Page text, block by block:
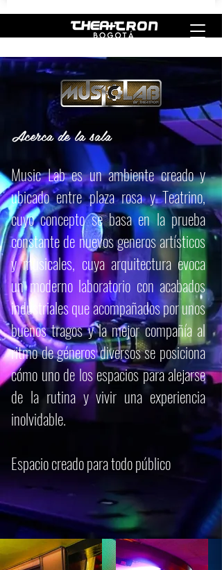
Acerca de la sala
Music Lab es un ambiente creado y
ubicado entre plaza rosa y Teatrino,
cuyo concepto se basa en la prueba
constante de nuevos generos artísticos
y musicales, cuya arquitectura evoca
un moderno laboratorio con acabados
industriales que acompañados por unos
buenos tragos y la mejor compañía al
ritmo de géneros diversos se posiciona
cómo uno de los espacios para alejarse
de la rutina y vivir una experiencia
inolvidable.
Espacio creado para todo público